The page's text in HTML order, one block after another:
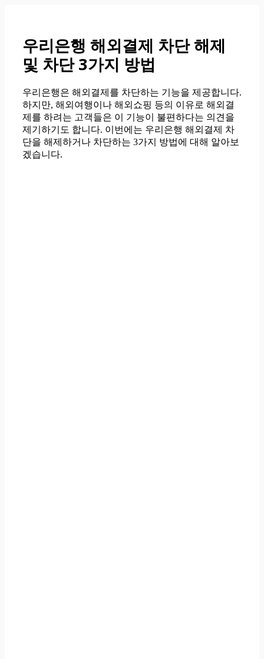
우리은행 해외결제 차단 해제
및 차단 3가지 방법
우리은행은 해외결제를 차단하는 기능을 제공합니다.
하지만, 해외여행이나 해외쇼핑 등의 이유로 해외결
제를 하려는 고객들은 이 기능이 불편하다는 의견을
제기하기도 합니다. 이번에는 우리은행 해외결제 차
단을 해제하거나 차단하는 3가지 방법에 대해 알아보
겠습니다.